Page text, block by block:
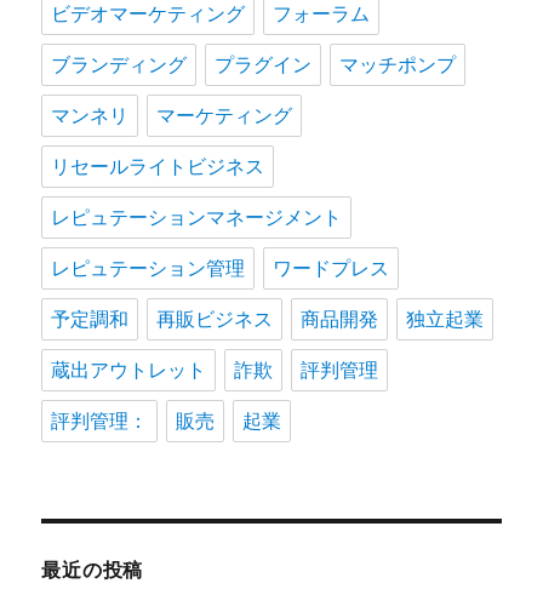
ビデオマーケティング フォーラム
ブランディング プラグイン マッチポンプ
マンネリ マーケティング
リセールライトビジネス
レピュテーションマネージメント
レピュテーション管理 ワードプレス
予定調和 再販ビジネス 商品開発 独立起業
蔵出アウトレット 詐欺 評判管理
評判管理： 販売 起業
最近の投稿